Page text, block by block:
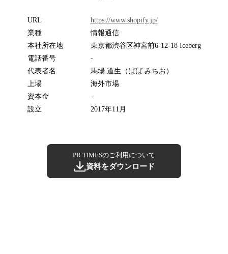
URL
https://www.shopify.jp/
業種
情報通信
本社所在地
東京都渋谷区神宮前6-12-18 Iceberg
電話番号
-
代表者名
馬場 道生（ばば みちお）
上場
海外市場
資本金
-
設立
2017年11月
PR TIMESのご利用について
資料をダウンロード